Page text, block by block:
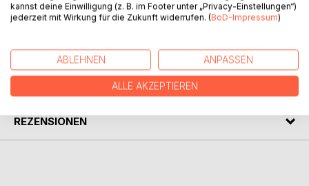
werden, genau so wie man ist.
AUTOR/IN
REZENSIONEN
kannst deine Einwilligung (z. B. im Footer unter „Privacy-Einstellungen“)
jederzeit mit Wirkung für die Zukunft widerrufen. (BoD-Impressum)
ABLEHNEN ANPASSEN
ALLE AKZEPTIEREN